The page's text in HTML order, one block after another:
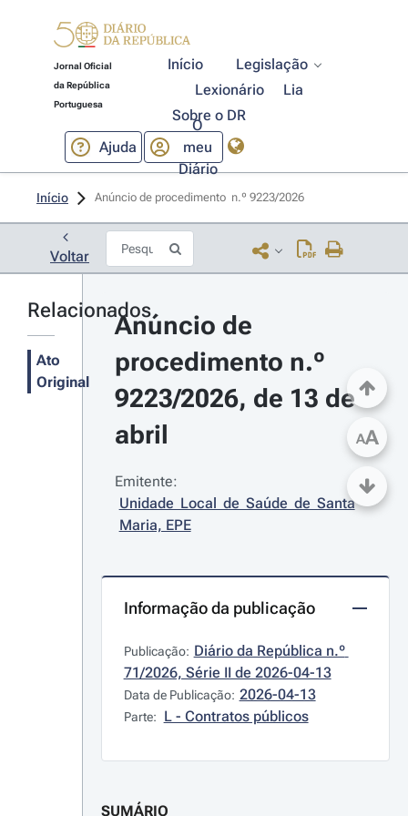
Jornal Oficial
da República
Portuguesa
Início
Legislação
Lexionário
Lia
Sobre o DR
Ajuda
O
meu
Diário
Início Anúncio de procedimento  n.º 9223/2026
Voltar
Relacionados
Ato
Original
Anúncio de
procedimento n.º
9223/2026, de 13 de
abril
Emitente:
Unidade Local de Saúde de Santa
Maria, EPE
Informação da publicação
Publicação: Diário da República n.º
71/2026, Série II de 2026-04-13
Data de Publicação: 2026-04-13
Parte: L - Contratos públicos
SUMÁRIO
AA